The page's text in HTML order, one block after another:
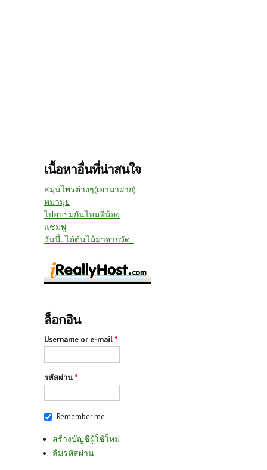
เนื้อหาอื่นที่น่าสนใจ
สมุนไพรต่างๆ(เอามาฝาก)
หมามุ่ย
ไปอบรมกันไหมพี่น้อง
แชมพู
วันนี้..ได้ต้นไม้มาจากวัด..
ล็อกอิน
Username or e-mail *
รหัสผ่าน *
Remember me
สร้างบัญชีผู้ใช้ใหม่
ลืมรหัสผ่าน